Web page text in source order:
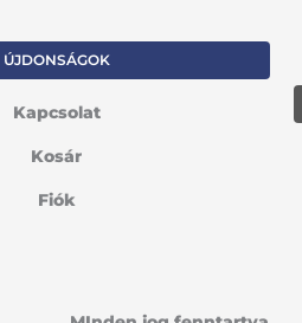
ÚJDONSÁGOK
Kapcsolat
Kosár
Fiók